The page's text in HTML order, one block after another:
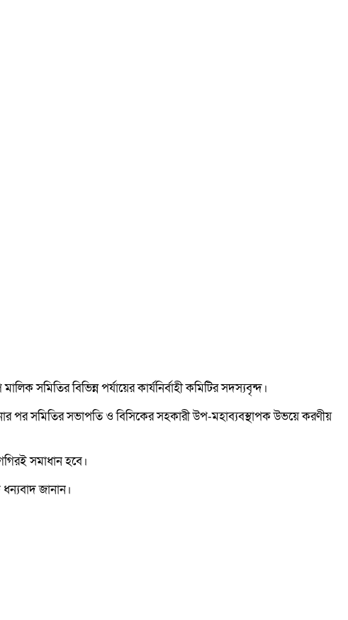
বিভিন্ন পর্যায়ের কার্যনির্বাহী কমিটির সদস্যবৃন্দ।
পর সমিতির সভাপতি ও বিসিকের সহকারী উপ-মহাব্যবস্থাপক উভয়ে করণীয়
সমাধান হবে।
জানান।